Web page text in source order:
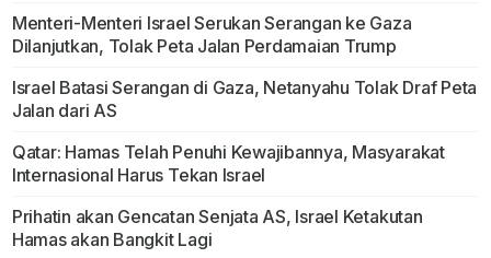
Menteri-Menteri Israel Serukan Serangan ke Gaza
Dilanjutkan, Tolak Peta Jalan Perdamaian Trump
Israel Batasi Serangan di Gaza, Netanyahu Tolak Draf Peta
Jalan dari AS
Qatar: Hamas Telah Penuhi Kewajibannya, Masyarakat
Internasional Harus Tekan Israel
Prihatin akan Gencatan Senjata AS, Israel Ketakutan
Hamas akan Bangkit Lagi